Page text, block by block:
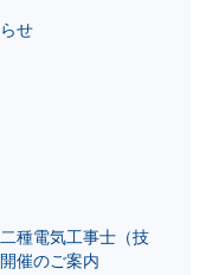
せ
種電気工事士（技
催のご案内